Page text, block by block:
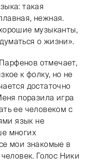
такая
нежная.
музыканты,
о жизни».
отмечает,
к фолку, но не
достаточно
поразила игра
ее человеком с
язык не
многих
мои знакомые в
Голос Ники